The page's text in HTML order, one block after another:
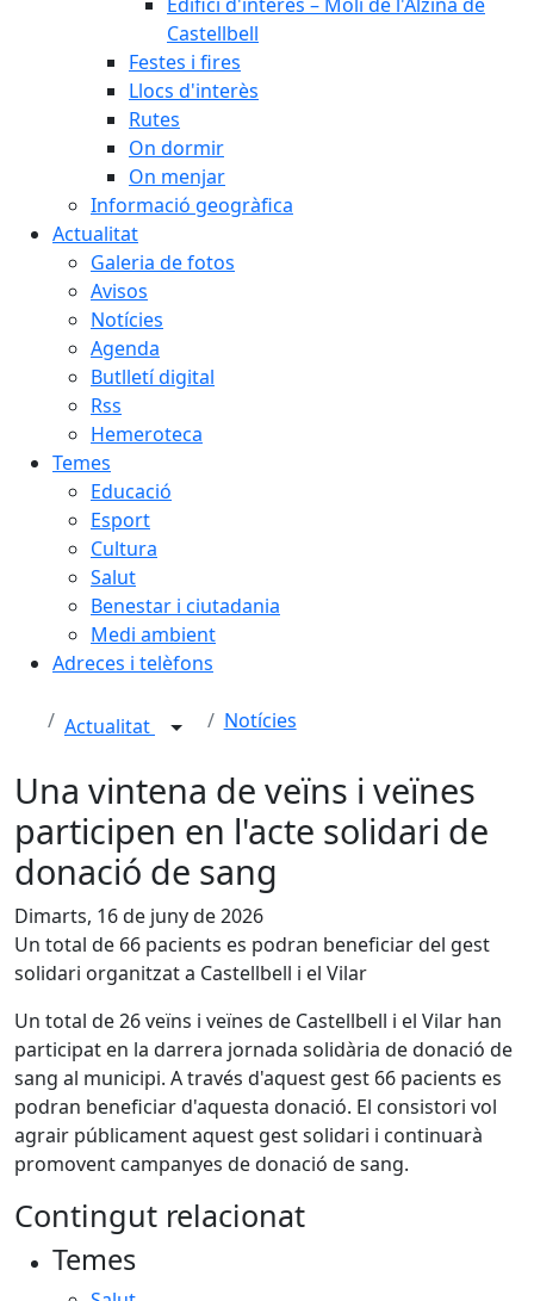
Castellbell
Festes i fires
Llocs d'interès
Rutes
On dormir
On menjar
Informació geogràfica
Actualitat
Galeria de fotos
Avisos
Notícies
Agenda
Butlletí digital
Rss
Hemeroteca
Temes
Educació
Esport
Cultura
Salut
Benestar i ciutadania
Medi ambient
Adreces i telèfons
Actualitat Notícies
Una vintena de veïns i veïnes
participen en l'acte solidari de
donació de sang
Dimarts, 16 de juny de 2026
Un total de 66 pacients es podran beneficiar del gest
solidari organitzat a Castellbell i el Vilar
Un total de 26 veïns i veïnes de Castellbell i el Vilar han
participat en la darrera jornada solidària de donació de
sang al municipi. A través d'aquest gest 66 pacients es
podran beneficiar d'aquesta donació. El consistori vol
agrair públicament aquest gest solidari i continuarà
promovent campanyes de donació de sang.
Contingut relacionat
Temes